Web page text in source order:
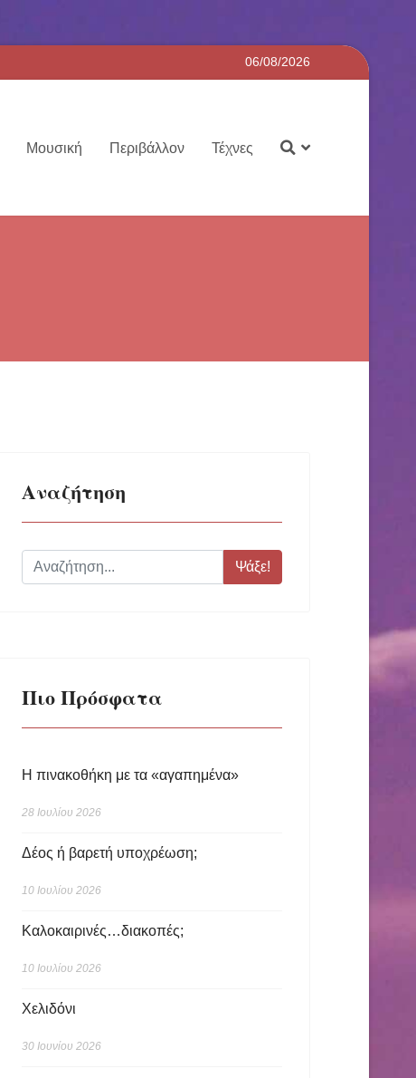
06/08/2026
Μουσική Περιβάλλον Τέχνες
Αναζήτηση
Ψάξε!
Πιο Πρόσφατα
Η πινακοθήκη με τα «αγαπημένα»
28 Ιουλίου 2026
Δέος ή βαρετή υποχρέωση;
10 Ιουλίου 2026
Καλοκαιρινές…διακοπές;
10 Ιουλίου 2026
Χελιδόνι
30 Ιουνίου 2026